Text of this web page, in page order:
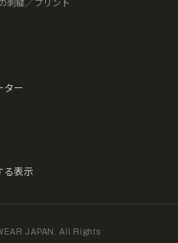
ター
る表示
JAPAN. All Rights